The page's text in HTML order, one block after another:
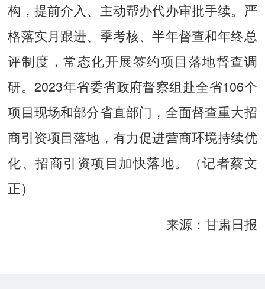
构，提前介入、主动帮办代办审批手续。严
格落实月跟进、季考核、半年督查和年终总
评制度，常态化开展签约项目落地督查调
研。2023年省委省政府督察组赴全省106个
项目现场和部分省直部门，全面督查重大招
商引资项目落地，有力促进营商环境持续优
化、招商引资项目加快落地。（记者蔡文
正）
来源：甘肃日报